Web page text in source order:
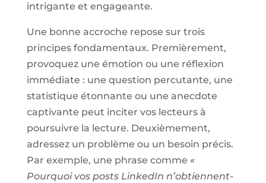
intrigante et engageante.
Une bonne accroche repose sur trois
principes fondamentaux. Premièrement,
provoquez une émotion ou une réflexion
immédiate : une question percutante, une
statistique étonnante ou une anecdote
captivante peut inciter vos lecteurs à
poursuivre la lecture. Deuxièmement,
adressez un problème ou un besoin précis.
Par exemple, une phrase comme «
Pourquoi vos posts LinkedIn n’obtiennent-